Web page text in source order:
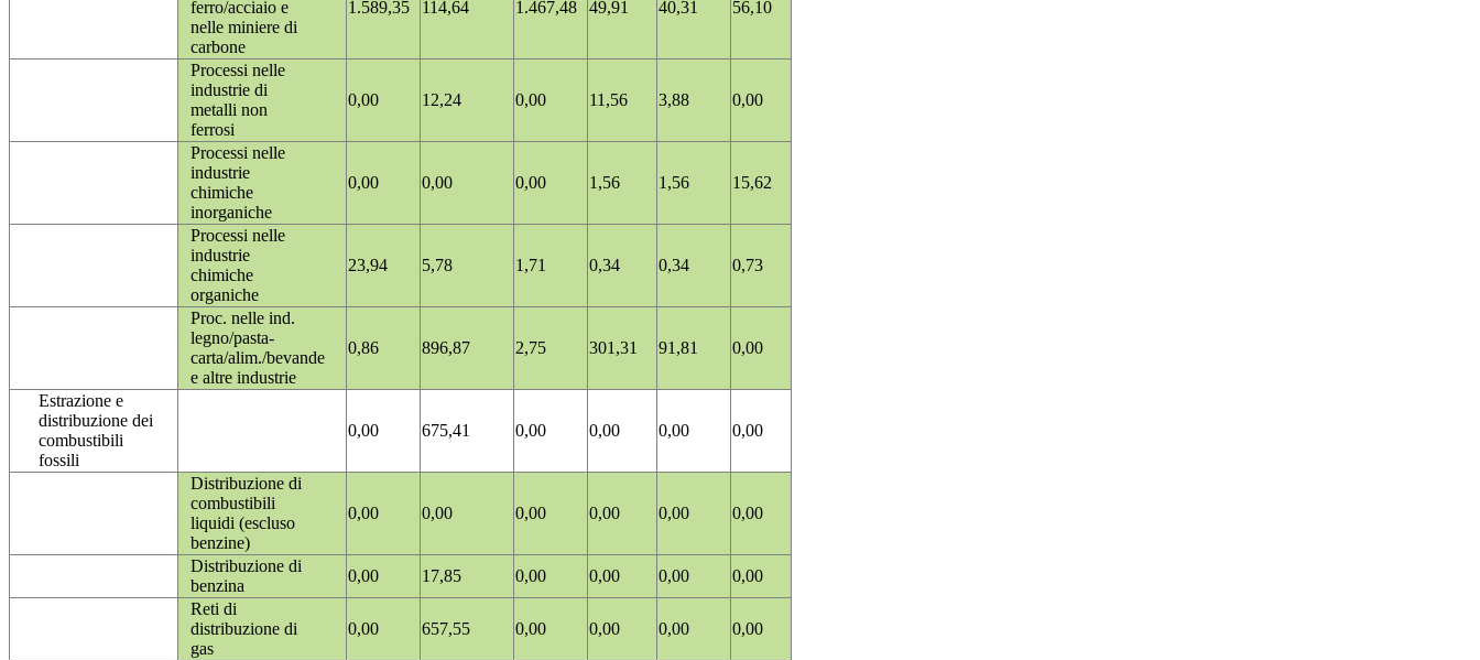
ferro/acciaio e
nelle miniere di
carbone
1.589,35 114,64 1.467,48 49,91 40,31 56,10
Processi nelle
industrie di
metalli non
ferrosi
0,00 12,24 0,00 11,56 3,88 0,00
Processi nelle
industrie
chimiche
inorganiche
0,00 0,00 0,00 1,56 1,56 15,62
Processi nelle
industrie
chimiche
organiche
23,94 5,78 1,71 0,34 0,34 0,73
Proc. nelle ind.
legno/pasta-
carta/alim./bevande
e altre industrie
0,86 896,87 2,75 301,31 91,81 0,00
Estrazione e
distribuzione dei
combustibili
fossili
0,00 675,41 0,00 0,00 0,00 0,00
Distribuzione di
combustibili
liquidi (escluso
benzine)
0,00 0,00 0,00 0,00 0,00 0,00
Distribuzione di
benzina
0,00 17,85 0,00 0,00 0,00
0,00
Reti di
distribuzione di
gas
0,00 657,55 0,00 0,00 0,00 0,00